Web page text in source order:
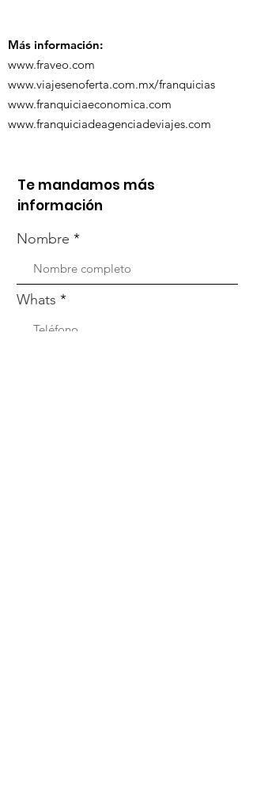
Más información:
www.fraveo.com
www.viajesenoferta.com.mx/franquicias
www.franquiciaeconomica.com
www.franquiciadeagenciadeviajes.com
Te mandamos más
información
Nombre
Whats